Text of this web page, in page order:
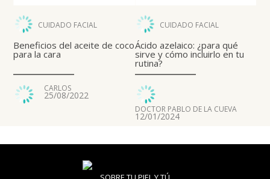
CUIDADO FACIAL
Beneficios del aceite de coco
para la cara
CARLOS
25/08/2022
CUIDADO FACIAL
Ácido azelaico: ¿para qué
sirve y cómo incluirlo en tu
rutina?
DOCTOR PABLO DE LA CUEVA
12/01/2024